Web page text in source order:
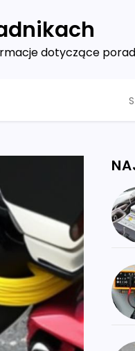
dotyczące